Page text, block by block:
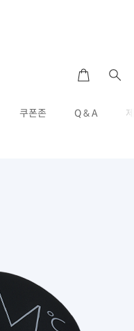
쿠폰존 Q & A